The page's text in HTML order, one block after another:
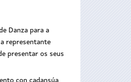
Danza para a
representante
presentar os seus
con cadansúa